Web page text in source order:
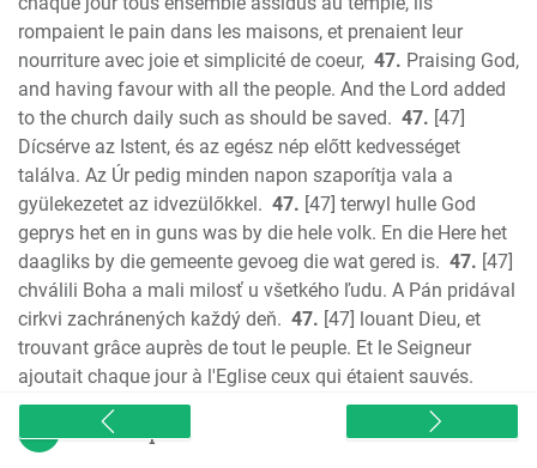
rompaient le pain dans les maisons, et prenaient leur
nourriture avec joie et simplicité de coeur, 47. Praising God,
and having favour with all the people. And the Lord added
to the church daily such as should be saved. 47. [47]
Dícsérve az Istent, és az egész nép előtt kedvességet
találva. Az Úr pedig minden napon szaporítja vala a
gyülekezetet az idvezülőkkel. 47. [47] terwyl hulle God
geprys het en in guns was by die hele volk. En die Here het
daagliks by die gemeente gevoeg die wat gered is. 47. [47]
chválili Boha a mali milosť u všetkého ľudu. A Pán pridával
cirkvi zachránených každý deň. 47. [47] louant Dieu, et
trouvant grâce auprès de tout le peuple. Et le Seigneur
ajoutait chaque jour à l'Eglise ceux qui étaient sauvés.
sitemap